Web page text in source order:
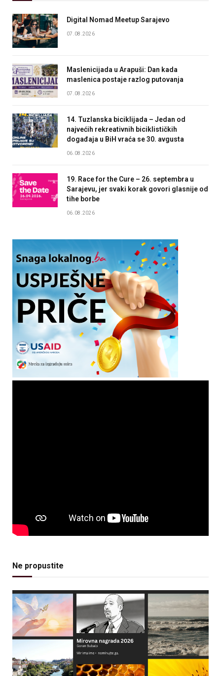
Digital Nomad Meetup Sarajevo
07.08.2026
Maslenicijada u Arapuši: Dan kada
maslenica postaje razlog putovanja
07.08.2026
14. Tuzlanska biciklijada – Jedan od
najvećih rekreativnih biciklističkih
događaja u BiH vraća se 30. avgusta
06.08.2026
19. Race for the Cure – 26. septembra u
Sarajevu, jer svaki korak govori glasnije od
tihe borbe
06.08.2026
Ne propustite